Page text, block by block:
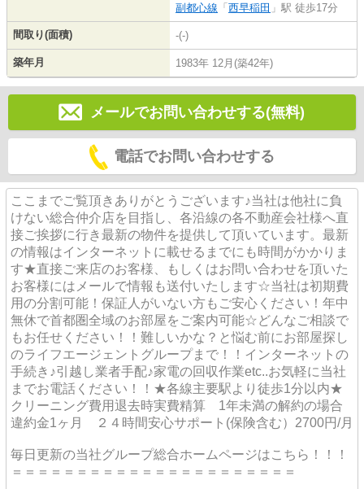
副都心線 「 西早稲田 」駅 徒歩17分
間取り(面積) -(-)
築年月 1983年 12月(築42年)
メールでお問い合わせする(無料)
電話でお問い合わせする
ここまでご覧頂きありがとうございます♪当社は他社に負
けない総合仲介店を目指し、各沿線の各不動産会社様へ直
接ご挨拶に行き最新の物件を提供して頂いています。最新
の情報はインターネットに載せるまでにも時間がかかりま
す★直接ご来店のお客様、もしくはお問い合わせを頂いた
お客様にはメールで情報も送付いたします☆当社は初期費
用の分割可能！保証人がいない方もご安心ください！年中
無休で首都圏全域のお部屋をご案内可能☆どんなご相談で
もお任せください！！難しいかな？と悩む前にお部屋探し
のライフエージェントグループまで！！インターネットの
手続き♪引越し業者手配♪家電の回収作業etc..お気軽に当社
までお電話ください！！★各線主要駅より徒歩1分以内★
クリーニング費用退去時実費精算 1年未満の解約の場合
違約金1ヶ月 ２４時間安心サポート(保険含む）2700円/月
毎日更新の当社グループ総合ホームページはこちら！！！
＝＝＝＝＝＝＝＝＝＝＝＝＝＝＝＝＝＝＝＝＝＝